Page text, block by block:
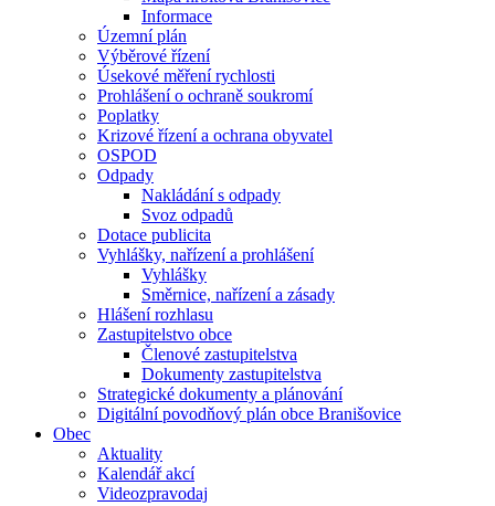
Informace
Územní plán
Výběrové řízení
Úsekové měření rychlosti
Prohlášení o ochraně soukromí
Poplatky
Krizové řízení a ochrana obyvatel
OSPOD
Odpady
Nakládání s odpady
Svoz odpadů
Dotace publicita
Vyhlášky, nařízení a prohlášení
Vyhlášky
Směrnice, nařízení a zásady
Hlášení rozhlasu
Zastupitelstvo obce
Členové zastupitelstva
Dokumenty zastupitelstva
Strategické dokumenty a plánování
Digitální povodňový plán obce Branišovice
Obec
Aktuality
Kalendář akcí
Videozpravodaj